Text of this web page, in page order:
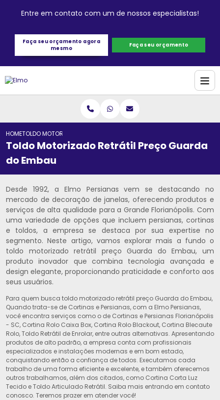
Entre em contato com um de nossos especialistas!
Faça seu orçamento agora
mesmo
Faça seu orçamento
HOMETOLDO MOTORIZADO RETRÁTIL PREÇO GUARDA DO EMBAU
Toldo Motorizado Retrátil Preço Guarda
do Embau
Desde 1992, a Elmo Persianas vem se destacando no
mercado de decoração de janelas, oferecendo produtos e
serviços de alta qualidade para a Grande Florianópolis. Com
uma variedade de opções que incluem persianas, cortinas
e toldos, a empresa se destaca por sua expertise no
segmento. Neste artigo, vamos explorar mais a fundo o
toldo motorizado retrátil preço Guarda do Embau, um
produto inovador que combina tecnologia avançada e
design elegante, proporcionando praticidade e conforto aos
seus usuários.
Para quem busca toldo motorizado retrátil preço Guarda do Embau,
Quando trata-se de Cortinas e Persianas, com a Elmo Persianas,
você encontra serviços como o de Cortinas e Persianas Florianópolis
- SC, Cortina Rolo Caixa Box, Cortina Rolo Blackout, Cortina Blecaute
Rolo, Toldo Retrátil de Enrolar, entre outras alternativas. Apresentando
produtos de alto padrão, a empresa conta com profissionais
especializados e instalações modernas e em bom estado,
conquistando então a confiança de todos. Executamos cada
trabalho de uma forma eficiente e excelente, e também oferecemos
outros trabalhamos, além dos citados, como Cortina Corta Luz
Tecido e Toldo Articulado Retrátil. Saiba mais entrando em contato
conosco. Teremos prazer em atender você!